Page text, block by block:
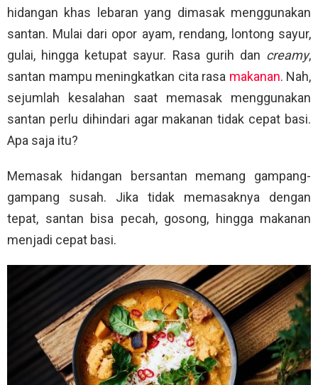
hidangan khas lebaran yang dimasak menggunakan
santan. Mulai dari opor ayam, rendang, lontong sayur,
gulai, hingga ketupat sayur. Rasa gurih dan creamy,
santan mampu meningkatkan cita rasa makanan. Nah,
sejumlah kesalahan saat memasak menggunakan
santan perlu dihindari agar makanan tidak cepat basi.
Apa saja itu?
Memasak hidangan bersantan memang gampang-
gampang susah. Jika tidak memasaknya dengan
tepat, santan bisa pecah, gosong, hingga makanan
menjadi cepat basi.